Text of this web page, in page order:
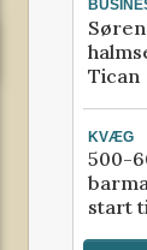
Tican
KVÆG
500-
start